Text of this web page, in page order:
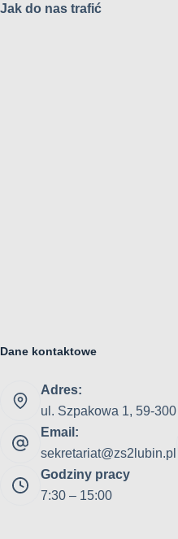
Jak do nas trafić
Dane kontaktowe
Adres:
ul. Szpakowa 1, 59-
Email:
sekretariat@zs2lubin.pl
Godziny pracy
7:30 – 15:00